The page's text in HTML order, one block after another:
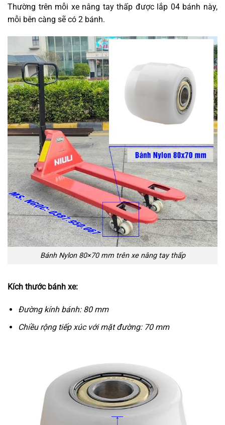
Thường trên mỗi xe nâng tay thấp được lắp 04 bánh này,
mỗi bên càng sẽ có 2 bánh.
Bánh Nylon 80×70 mm trên xe nâng tay thấp
Kích thước bánh xe:
Đường kính bánh: 80 mm
Chiều rộng tiếp xúc với mặt đường: 70 mm